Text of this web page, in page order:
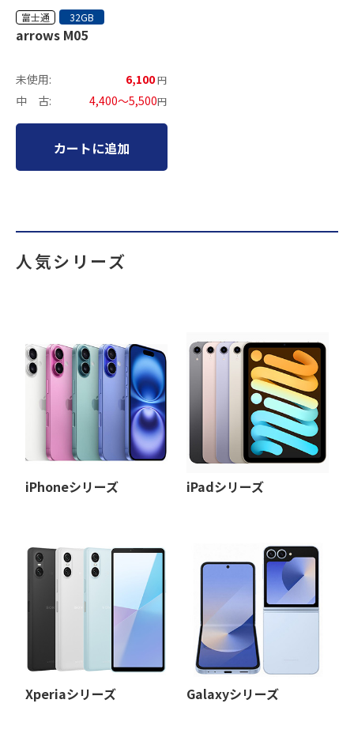
富士通 32GB
arrows M05
未使用: 6,100円
中 古: 4,400～5,500円
カートに追加
人気シリーズ
iPhoneシリーズ iPadシリーズ
Xperiaシリーズ Galaxyシリーズ